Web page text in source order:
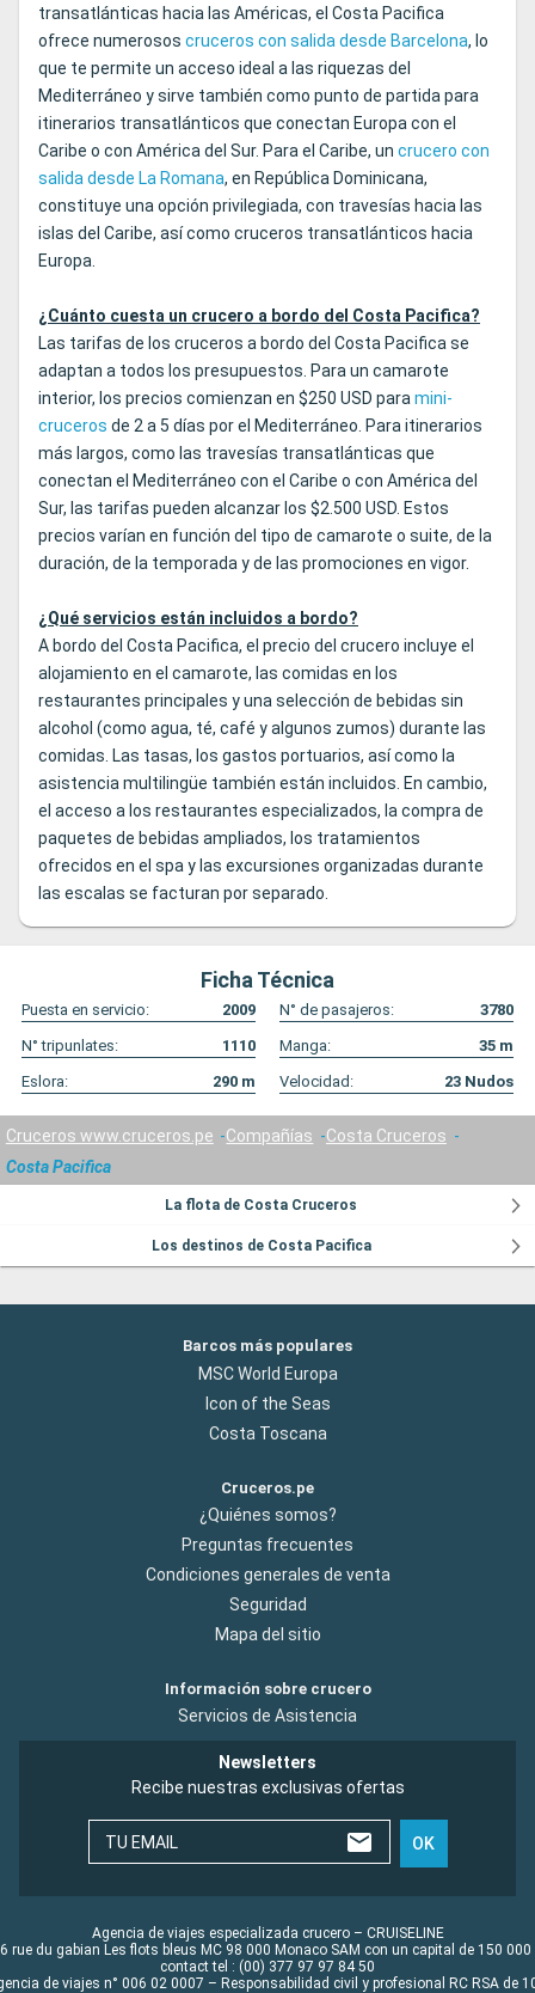
transatlánticas hacia las Américas, el Costa Pacifica
ofrece numerosos cruceros con salida desde Barcelona, lo
que te permite un acceso ideal a las riquezas del
Mediterráneo y sirve también como punto de partida para
itinerarios transatlánticos que conectan Europa con el
Caribe o con América del Sur. Para el Caribe, un crucero con
salida desde La Romana, en República Dominicana,
constituye una opción privilegiada, con travesías hacia las
islas del Caribe, así como cruceros transatlánticos hacia
Europa.
¿Cuánto cuesta un crucero a bordo del Costa Pacifica?
Las tarifas de los cruceros a bordo del Costa Pacifica se
adaptan a todos los presupuestos. Para un camarote
interior, los precios comienzan en $250 USD paramini-
cruceros de 2 a 5 días por el Mediterráneo. Para itinerarios
más largos, como las travesías transatlánticas que
conectan el Mediterráneo con el Caribe o con América del
Sur, las tarifas pueden alcanzar los $2.500 USD. Estos
precios varían en función del tipo de camarote o suite, de la
duración, de la temporada y de las promociones en vigor.
¿Qué servicios están incluidos a bordo?
A bordo del Costa Pacifica, el precio del crucero incluye el
alojamiento en el camarote, las comidas en los
restaurantes principales y una selección de bebidas sin
alcohol (como agua, té, café y algunos zumos) durante las
comidas. Las tasas, los gastos portuarios, así como la
asistencia multilingüe también están incluidos. En cambio,
el acceso a los restaurantes especializados, la compra de
paquetes de bebidas ampliados, los tratamientos
ofrecidos en el spa y las excursiones organizadas durante
las escalas se facturan por separado.
Ficha Técnica
Puesta en servicio: 2009 N° de pasajeros:
3780
N° tripunlates:
1110 Manga: 35 m
Eslora:
290 m Velocidad: 23 Nudos
Cruceros www.cruceros.pe Compañías
Costa Cruceros
Costa Pacifica
La flota de Costa Cruceros
Los destinos de Costa Pacifica
Barcos más populares
MSC World Europa
Icon of the Seas
Costa Toscana
Cruceros.pe
¿Quiénes somos?
Preguntas frecuentes
Condiciones generales de venta
Seguridad
Mapa del sitio
Información sobre crucero
Servicios de Asistencia
Newsletters
Recibe nuestras exclusivas ofertas
TU EMAIL OK
Agencia de viajes especializada crucero – CRUISELINE
rue du gabian Les flots bleus MC 98 000 Monaco SAM con un capital de 150 000
contact tel : (00) 377 97 97 84 50
de viajes n° 006 02 0007 – Responsabilidad civil y profesional RC RSA de